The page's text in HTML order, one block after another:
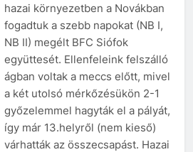
hazai környezetben a Novákban
fogadtuk a szebb napokat (NB I,
NB II) megélt BFC Siófok
együttesét. Ellenfeleink felszálló
ágban voltak a meccs előtt, mivel
a két utolsó mérkőzésükön 2-1
győzelemmel hagyták el a pályát,
így már 13.helyről (nem kieső)
várhatták az összecsapást. Hazai